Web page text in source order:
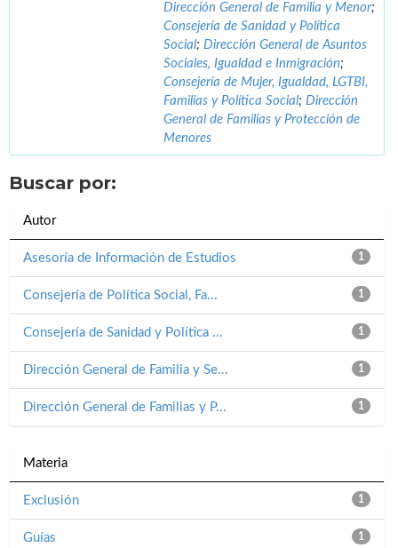
Dirección General de Familia y Menor;
Consejería de Sanidad y Política
Social; Dirección General de Asuntos
Sociales, Igualdad e Inmigración;
Consejería de Mujer, Igualdad, LGTBI,
Familias y Política Social; Dirección
General de Familias y Protección de
Menores
Buscar por:
Autor
1
Asesoría de Información de Estudios
1
Consejería de Política Social, Fa...
1
Consejería de Sanidad y Política ...
1
Dirección General de Familia y Se...
1
Dirección General de Familias y P...
Materia
1
Exclusión
1
Guías